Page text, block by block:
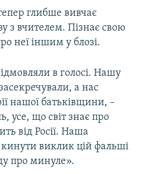
глибше вивчає
з вчителем. Пізнає свою
неї іншим у блозі.
в голосі. Нашу
а нас
нашої батьківщини, –
усе, що світ знає про
від Росії. Наша
кинути виклик цій фальші
про минуле».